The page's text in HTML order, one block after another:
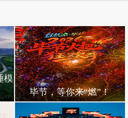
模
毕节，等你来“燃”！